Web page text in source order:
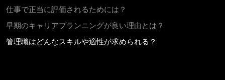
仕事で正当に評価されるためには？
早期のキャリアプランニングが良い理由とは？
管理職はどんなスキルや適性が求められる？